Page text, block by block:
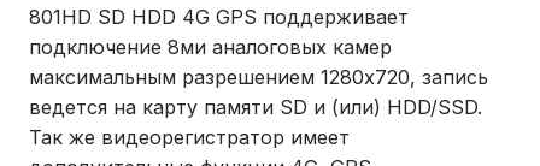
801HD SD HDD 4G GPS поддерживает
подключение 8ми аналоговых камер
максимальным разрешением 1280х720, запись
ведется на карту памяти SD и (или) HDD/SSD.
Так же видеорегистратор имеет